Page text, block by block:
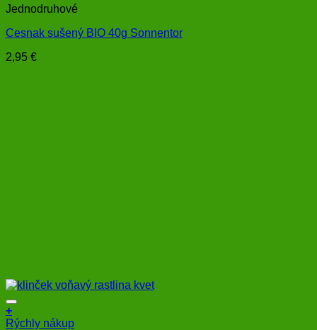
Jednodruhové
Cesnak sušený BIO 40g Sonnentor
2,95 €
+
Rýchly nákup